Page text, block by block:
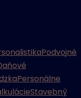
Podvojné
Personálne
Stavebný